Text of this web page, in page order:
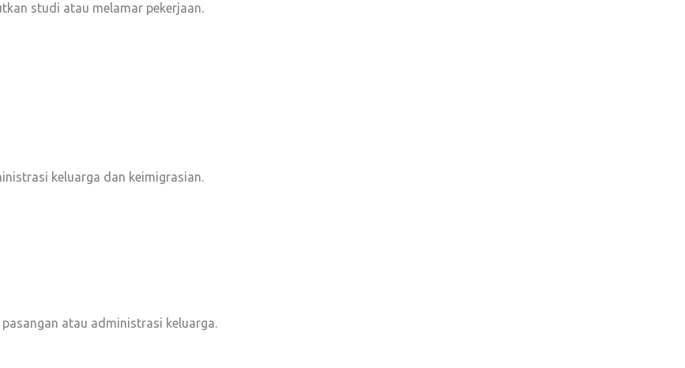
studi atau melamar pekerjaan.
keluarga dan keimigrasian.
atau administrasi keluarga.